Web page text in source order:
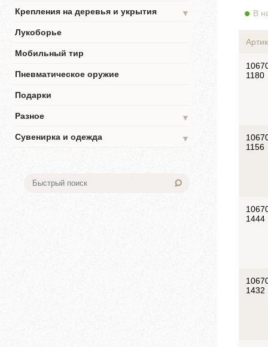
Крепления на деревья и укрытия
▼
Лукоборье
Мобильный тир
Пневматическое оружие
Подарки
Разное
▼
Сувенирка и одежда
▼
В
1180
1156
1444
1432